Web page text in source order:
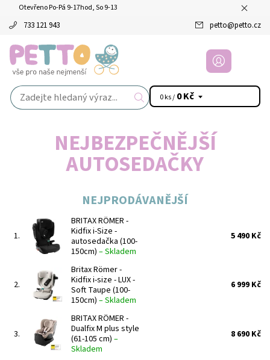
Otevřeno Po-Pá 9-17hod, So 9-13
733 121 943 petto@petto.cz
0 ks / 0 Kč
NEJBEZPEČNĚJŠÍ
AUTOSEDAČKY
NEJPRODÁVANĚJŠÍ
1.
BRITAX RÖMER -
Kidfix i-Size -
autosedačka (100-
150cm) –Skladem
5 490 Kč
2.
Britax Römer -
Kidfix i-size - LUX -
Soft Taupe (100-
150cm) –Skladem
6 999 Kč
3.
BRITAX RÖMER -
Dualfix M plus style
(61-105 cm) –
Skladem
8 690 Kč